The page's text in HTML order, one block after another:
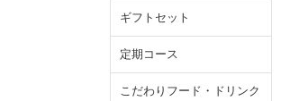
ギフトセット
定期コース
こだわりフード・ドリンク